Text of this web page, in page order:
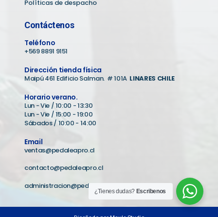
Políticas de despacho
Contáctenos
Teléfono
+569 8891 9151
Dirección tienda física
Maipú 461 Edificio Salman. # 101A LINARES CHILE
Horario verano.
Lun - Vie / 10:00 - 13:30
Lun - Vie / 15:00 - 19:00
Sábados / 10:00 - 14:00
Email
ventas@pedaleapro.cl
contacto@pedaleapro.cl
administracion@pedaleapro.cl
¿Tienes dudas? Escribenos